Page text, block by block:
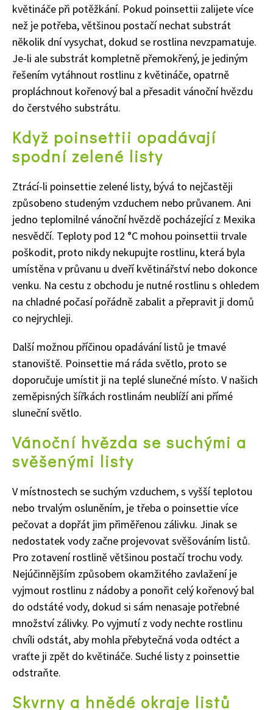
Naše krásná zahrada
květináče při potěžkání. Pokud poinsettii zalijete více
než je potřeba, většinou postačí nechat substrát
několik dní vysychat, dokud se rostlina nevzpamatuje.
Je-li ale substrát kompletně přemokřený, je jediným
řešením vytáhnout rostlinu z květináče, opatrně
propláchnout kořenový bal a přesadit vánoční hvězdu
do čerstvého substrátu.
Když poinsettii opadávají
spodní zelené listy
Ztrácí-li poinsettie zelené listy, bývá to nejčastěji
způsobeno studeným vzduchem nebo průvanem. Ani
jedno teplomilné vánoční hvězdě pocházející z Mexika
nesvědčí. Teploty pod 12 °C mohou poinsettii trvale
poškodit, proto nikdy nekupujte rostlinu, která byla
umístěna v průvanu u dveří květinářství nebo dokonce
venku. Na cestu z obchodu je nutné rostlinu s ohledem
na chladné počasí pořádně zabalit a přepravit ji domů
co nejrychleji.
Další možnou příčinou opadávání listů je tmavé
stanoviště. Poinsettie má ráda světlo, proto se
doporučuje umístit ji na teplé slunečné místo. V našich
zeměpisných šířkách rostlinám neublíží ani přímé
sluneční světlo.
Vánoční hvězda se suchými a
svěšenými listy
V místnostech se suchým vzduchem, s vyšší teplotou
nebo trvalým osluněním, je třeba o poinsettie více
pečovat a dopřát jim přiměřenou zálivku. Jinak se
nedostatek vody začne projevovat svěšováním listů.
Pro zotavení rostlině většinou postačí trochu vody.
Nejúčinnějším způsobem okamžitého zavlažení je
vyjmout rostlinu z nádoby a ponořit celý kořenový bal
do odstátévody, dokud si sám nenasaje potřebné
množství zálivky. Po vyjmutí z vody nechte rostlinu
chvíli odstát, aby mohla přebytečná voda odtéct a
vraťte ji zpět do květináče. Suché listy z poinsettie
odstraňte.
Skvrny a hnědé okraje listů